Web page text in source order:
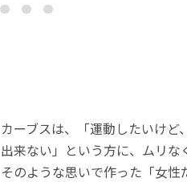
カーブスは、「運動したいけ
出来ない」という方に、ムリな
そのような思いで作った「女性